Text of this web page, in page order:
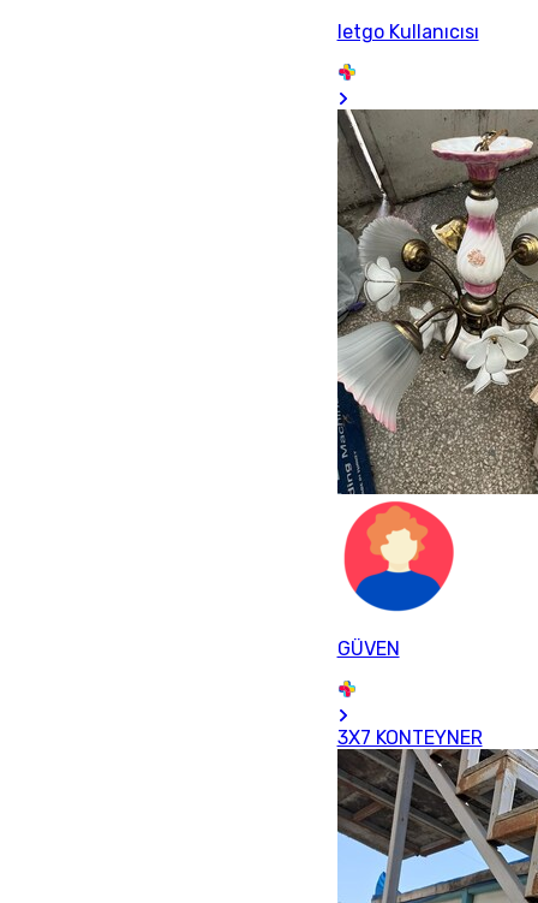
letgo Kullanıcısı
GÜVEN
3X7 KONTEYNER